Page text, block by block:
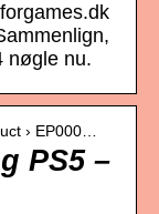
nøgle nu.
› EP000…
PS5 –